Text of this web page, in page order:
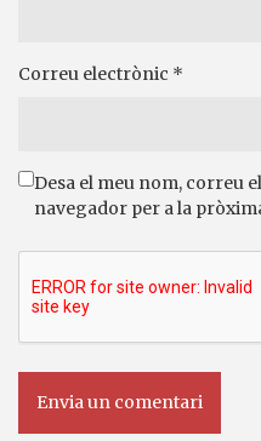
Correu electrònic *
Desa el meu nom, correu
navegador per a la